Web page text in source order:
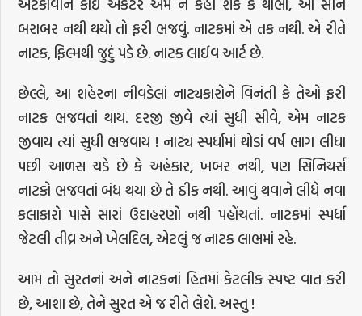
અટકાવીને કોઈ એકટર એમ ન કહી શકે કે થોભો, આ સીન
બરાબર નથી થયો તો ફરી ભજવું. નાટકમાં એ તક નથી. એ રીતે
નાટક, ફિલ્મથી જુદું પડે છે. નાટક લાઈવ આર્ટ છે.
છેલ્લે, આ શહેરના નીવડેલાં નાટ્યકારોને વિનંતી કે તેઓ ફરી
નાટક ભજવતાં થાય. દરજી જીવે ત્યાં સુધી સીવે, એમ નાટક
જીવાય ત્યાં સુધી ભજવાય ! નાટ્ય સ્પર્ધામાં થોડાં વર્ષ ભાગ લીધા
પછી આળસ ચડે છે કે અહંકાર, ખબર નથી, પણ સિનિયર્સ
નાટકો ભજવતાં બંધ થયા છે તે ઠીક નથી. આવું થવાને લીધે નવા
કલાકારો પાસે સારાં ઉદાહરણો નથી પહોંચતાં. નાટકમાં સ્પર્ધા
જેટલી તીવ્ર અને ખેલદિલ, એટલું જ નાટક લાભમાં રહે.
આમ તો સુરતનાં અને નાટકનાં હિતમાં કેટલીક સ્પષ્ટ વાત કરી
છે, આશા છે, તેને સુરત એ જ રીતે લેશે. અસ્તુ !